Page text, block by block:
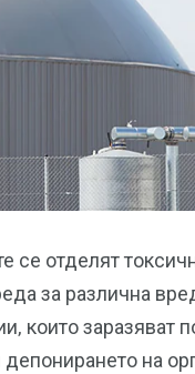
се отделят
за различна
които заразяват
на